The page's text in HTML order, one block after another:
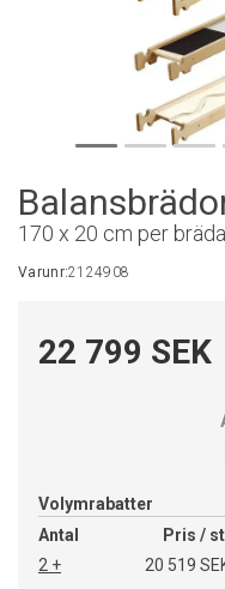
170 x 20 cm per bräda
Varunr:2124908
22 799 SEK
Volymrabatter
Antal
Pris /
2 +
20 519